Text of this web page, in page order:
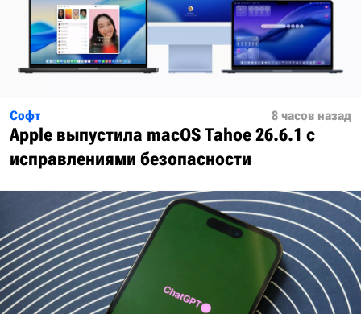
Софт 8 часов назад
Apple выпустила macOS Tahoe 26.6.1 с
исправлениями безопасности